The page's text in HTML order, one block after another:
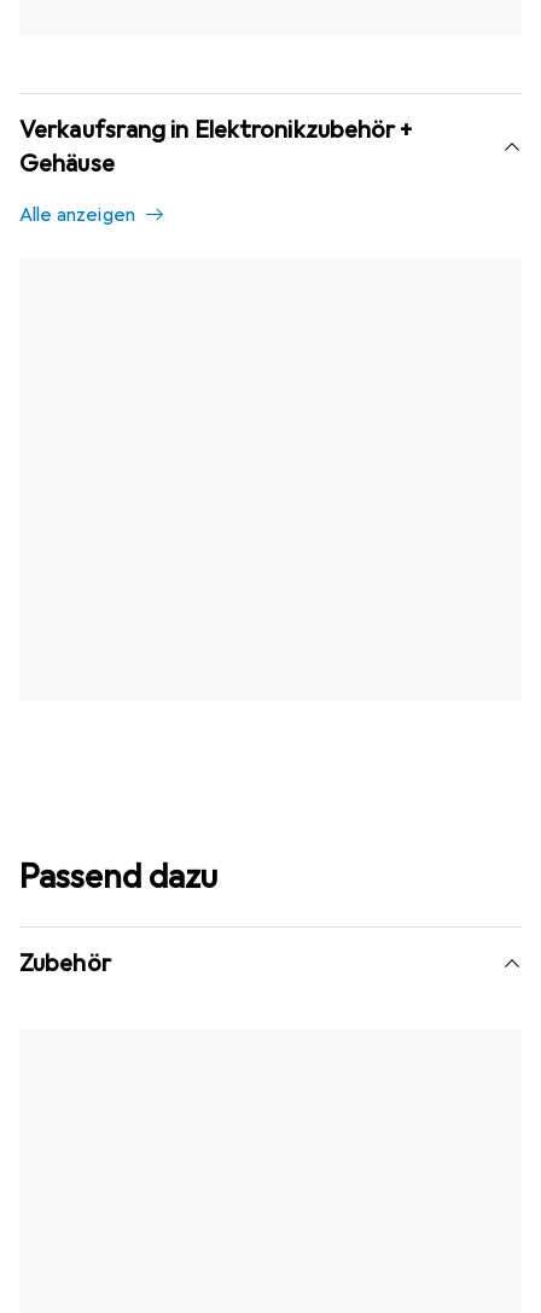
Verkaufsrang in Elektronikzubehör +
Gehäuse
Alle anzeigen
Passend dazu
Zubehör